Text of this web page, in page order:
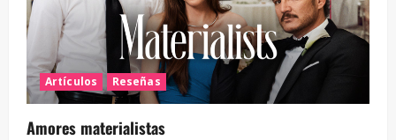
Artículos Reseñas
Amores materialistas